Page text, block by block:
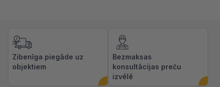
Zibenīga piegāde uz
objektiem
Bezmaksas
konsultācijas preču
izvēlē